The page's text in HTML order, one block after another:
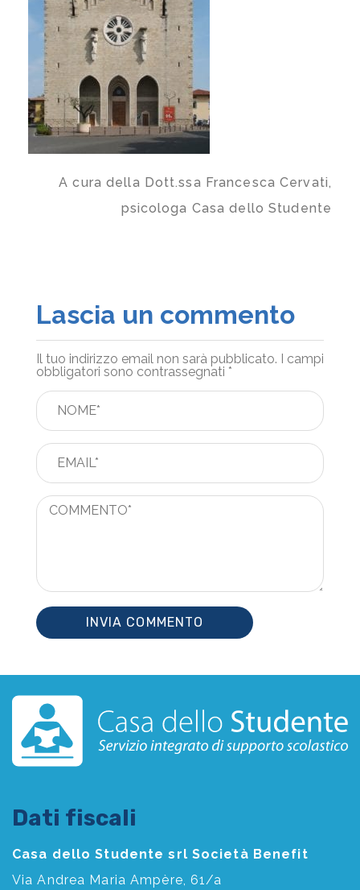
A cura della Dott.ssa Francesca Cervati,
psicologa Casa dello Studente
Lascia un commento
Il tuo indirizzo email non sarà pubblicato. I campi
obbligatori sono contrassegnati *
Dati fiscali
Casa dello Studente srl Società Benefit
Via Andrea Maria Ampère, 61/a